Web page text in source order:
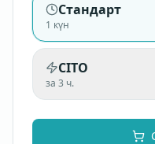
Стандарт
1 күн
CITO
за 3 ч.